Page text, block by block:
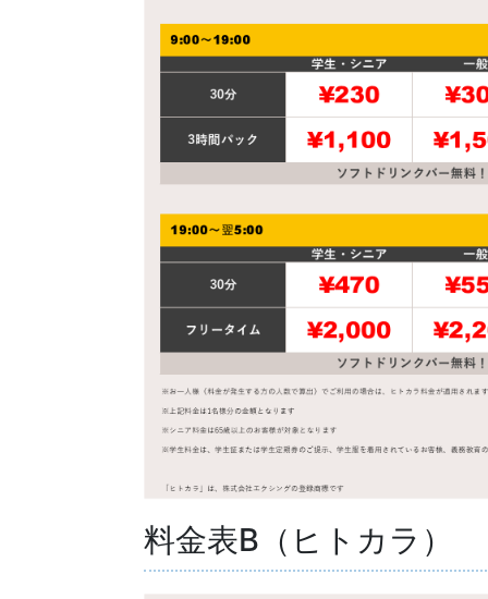
料金表B（ヒトカラ）